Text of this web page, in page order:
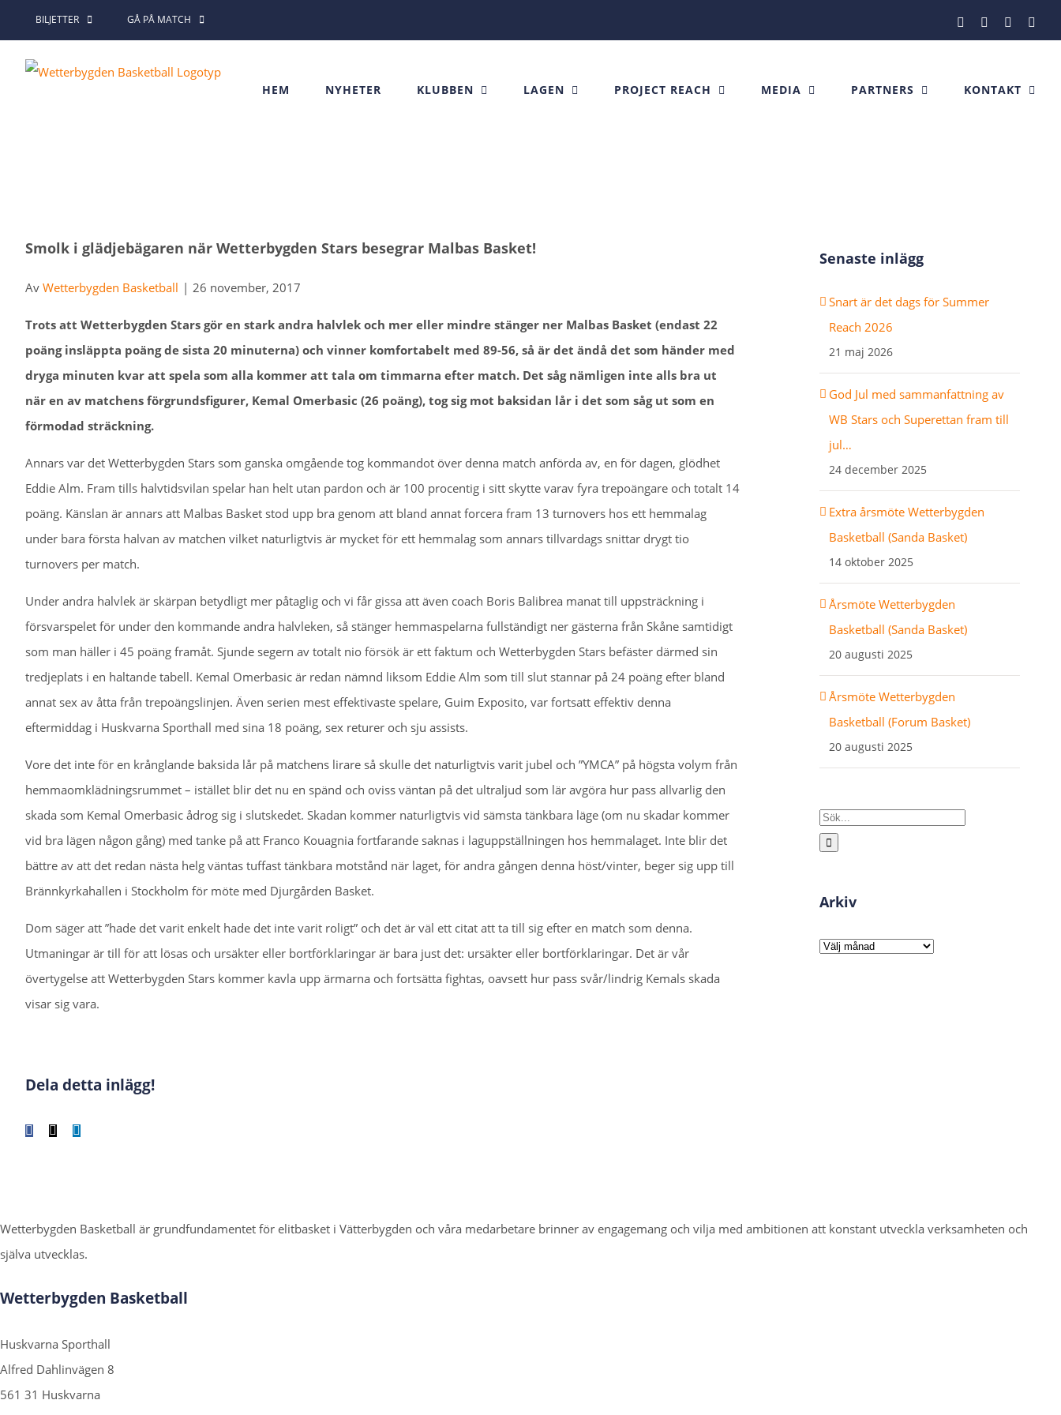
Fortsätt
till
innehållet
BILJETTER GÅ PÅ MATCH FacebookInstagram
HEM NYHETER KLUBBEN LAGEN PROJECT REACH MEDIA PARTNERS KONTAKT
större
Smolk i glädjebägaren när Wetterbygden Stars besegrar Malbas Basket!
Av Wetterbygden Basketball | 26 november, 2017
Trots att Wetterbygden Stars gör en stark andra halvlek och mer eller mindre stänger ner Malbas Basket (endast 22
poäng insläppta poäng de sista 20 minuterna) och vinner komfortabelt med 89-56, så är det ändå det som händer med
dryga minuten kvar att spela som alla kommer att tala om timmarna efter match. Det såg nämligen inte alls bra ut
när en av matchens förgrundsfigurer, Kemal Omerbasic (26 poäng), tog sig mot baksidan lår i det som såg ut som en
förmodad sträckning.
Annars var det Wetterbygden Stars som ganska omgående tog kommandot över denna match anförda av, en för dagen, glödhet
Eddie Alm. Fram tills halvtidsvilan spelar han helt utan pardon och är 100 procentig i sitt skytte varav fyra trepoängare och totalt 14
poäng. Känslan är annars att Malbas Basket stod upp bra genom att bland annat forcera fram 13 turnovers hos ett hemmalag
under bara första halvan av matchen vilket naturligtvis är mycket för ett hemmalag som annars tillvardags snittar drygt tio
turnovers per match.
Under andra halvlek är skärpan betydligt mer påtaglig och vi får gissa att även coach Boris Balibrea manat till uppsträckning i
försvarspelet för under den kommande andra halvleken, så stänger hemmaspelarna fullständigt ner gästerna från Skåne samtidigt
som man häller i 45 poäng framåt. Sjunde segern av totalt nio försök är ett faktum och Wetterbygden Stars befäster därmed sin
tredjeplats i en haltande tabell. Kemal Omerbasic är redan nämnd liksom Eddie Alm som till slut stannar på 24 poäng efter bland
annat sex av åtta från trepoängslinjen. Även serien mest effektivaste spelare, Guim Exposito, var fortsatt effektiv denna
eftermiddag i Huskvarna Sporthall med sina 18 poäng, sex returer och sju assists.
Vore det inte för en krånglande baksida lår på matchens lirare så skulle det naturligtvis varit jubel och ”YMCA” på högsta volym från
hemmaomklädningsrummet – istället blir det nu en spänd och oviss väntan på det ultraljud som lär avgöra hur pass allvarlig den
skada som Kemal Omerbasic ådrog sig i slutskedet. Skadan kommer naturligtvis vid sämsta tänkbara läge (om nu skadar kommer
vid bra lägen någon gång) med tanke på att Franco Kouagnia fortfarande saknas i laguppställningen hos hemmalaget. Inte blir det
bättre av att det redan nästa helg väntas tuffast tänkbara motstånd när laget, för andra gången denna höst/vinter, beger sig upp till
Brännkyrkahallen i Stockholm för möte med Djurgården Basket.
Dom säger att ”hade det varit enkelt hade det inte varit roligt” och det är väl ett citat att ta till sig efter en match som denna.
Utmaningar är till för att lösas och ursäkter eller bortförklaringar är bara just det: ursäkter eller bortförklaringar. Det är vår
övertygelse att Wetterbygden Stars kommer kavla upp ärmarna och fortsätta fightas, oavsett hur pass svår/lindrig Kemals skada
visar sig vara.
Dela detta inlägg!
Facebook
Senaste inlägg
Snart är det dags för Summer
Reach 2026
21 maj 2026
God Jul med sammanfattning av
WB Stars och Superettan fram till
jul…
24 december 2025
Extra årsmöte Wetterbygden
Basketball (Sanda Basket)
14 oktober 2025
Årsmöte Wetterbygden
Basketball (Sanda Basket)
20 augusti 2025
Årsmöte Wetterbygden
Basketball (Forum Basket)
20 augusti 2025
Sök
efter:
Arkiv
Arkiv
Wetterbygden Basketball är grundfundamentet för elitbasket i Vätterbygden och våra medarbetare brinner av engagemang och vilja med ambitionen att konstant utveckla verksamheten och
själva utvecklas.
Wetterbygden Basketball
Huskvarna Sporthall
Alfred Dahlinvägen 8
561 31 Huskvarna